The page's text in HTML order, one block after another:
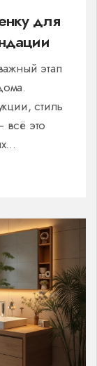
для
этап
стиль
всё это
найти